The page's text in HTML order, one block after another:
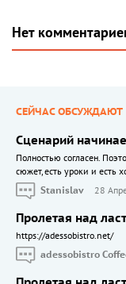
Нет
СЕЙЧАС ОБСУЖДАЮТ
Сценарий
Полностью согласен.
сюжет, есть уроки и есть
Stanislav
28
Пролетая над
https://adessobistro.net/
adessobistro